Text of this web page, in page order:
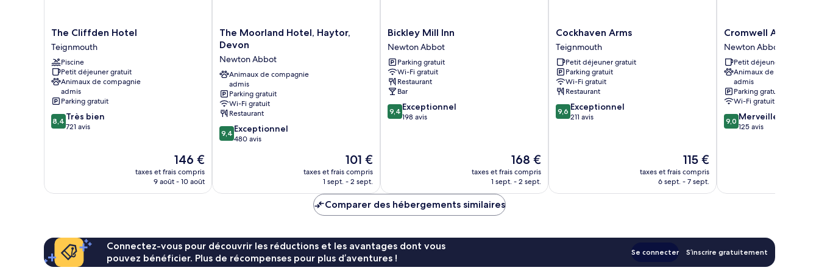
The
Cliffden
Hotel
Teignmouth
The Cliffden Hotel
Teignmouth
Piscine
Petit déjeuner gratuit
Animaux de compagnie
admis
Parking gratuit
8.4
sur
8,4 Très bien
721 avis
Le
nouveau
prix
146 €
taxes et frais compris
9 août - 10 août
The
Moorland
Haytor,
Devon
Newton
Abbot
The Moorland Hotel, Haytor,
Devon
Newton Abbot
Animaux de compagnie
admis
Parking gratuit
Wi-Fi gratuit
Restaurant
9.4
sur
9,4 Exceptionnel
480 avis
Le
nouveau
prix
de
101 €
101 €
taxes et frais compris
1 sept. - 2 sept.
Bickley
Mill
Inn
Newton
Abbot
Bickley Mill Inn
Newton Abbot
Parking gratuit
Wi-Fi gratuit
Restaurant
Bar
9.4
sur
9,4 Exceptionnel
198 avis
Le
nouveau
prix
168 €
taxes et frais compris
1 sept. - 2 sept.
Cockhaven
Arms
Teignmouth
Cockhaven Arms
Teignmouth
Petit déjeuner gratuit
Parking gratuit
Wi-Fi gratuit
Restaurant
9.6
sur
9,6 Exceptionnel
211 avis
Le
nouveau
prix
115 €
taxes et frais compris
6 sept. - 7 sept.
Cromwell
Arms
Newton
Abbot
Cromwell Arms
Newton Abbot
Petit déjeuner gratuit
Animaux de compagnie
admis
Parking gratuit
Wi-Fi gratuit
9.0
sur
9,0 Merveilleux
125 avis
Comparer des hébergements similaires
Connectez-vous pour découvrir les réductions et les avantages dont vous
pouvez bénéficier. Plus de récompenses pour plus d’aventures !
Se connecter S’inscrire gratuitement